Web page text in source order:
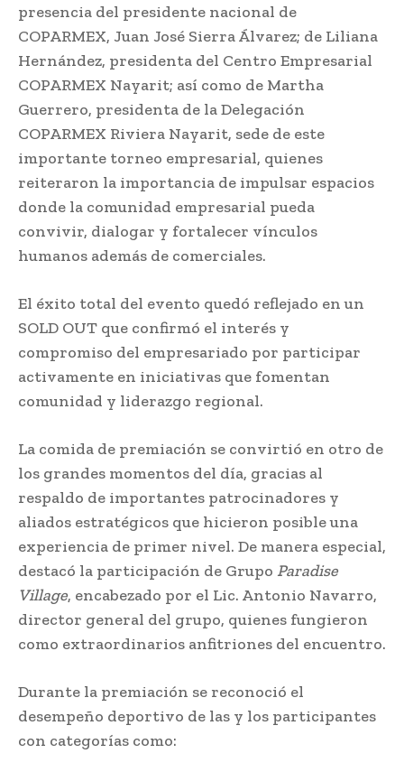
presencia del presidente nacional de
COPARMEX, Juan José Sierra Álvarez; de Liliana
Hernández, presidenta del Centro Empresarial
COPARMEX Nayarit; así como de Martha
Guerrero, presidenta de la Delegación
COPARMEX Riviera Nayarit, sede de este
importante torneo empresarial, quienes
reiteraron la importancia de impulsar espacios
donde la comunidad empresarial pueda
convivir, dialogar y fortalecer vínculos
humanos además de comerciales.
El éxito total del evento quedó reflejado en un
SOLD OUT que confirmó el interés y
compromiso del empresariado por participar
activamente en iniciativas que fomentan
comunidad y liderazgo regional.
La comida de premiación se convirtió en otro de
los grandes momentos del día, gracias al
respaldo de importantes patrocinadores y
aliados estratégicos que hicieron posible una
experiencia de primer nivel. De manera especial,
destacó la participación de Grupo Paradise
Village, encabezado por el Lic. Antonio Navarro,
director general del grupo, quienes fungieron
como extraordinarios anfitriones del encuentro.
Durante la premiación se reconoció el
desempeño deportivo de las y los participantes
con categorías como: